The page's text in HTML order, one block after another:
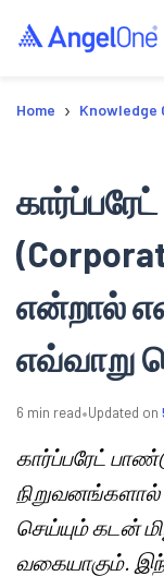
Home › Knowledge
என்றால்
எவ்வாறு
6 min read•Updated on
கார்ப்பரேட்
நிறுவனங்களால்
செய்யும் கடன்
வகையாகும்.